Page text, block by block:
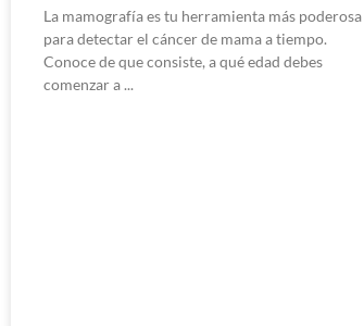
La mamografía es tu herramienta más poderosa
para detectar el cáncer de mama a tiempo.
Conoce de que consiste, a qué edad debes
comenzar a